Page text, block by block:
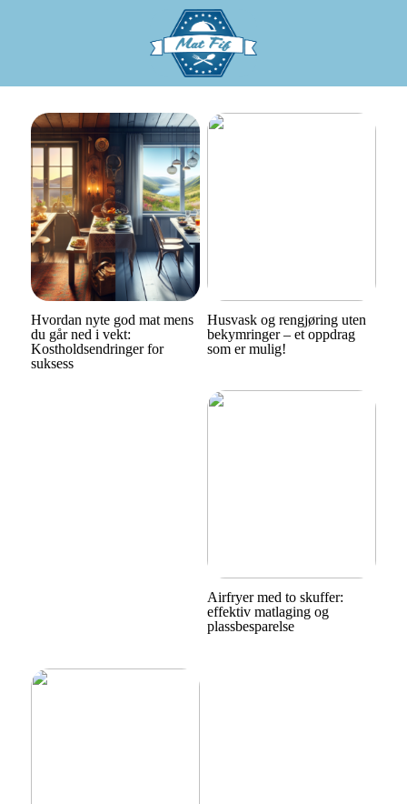
Hvordan nyte god mat mens
du går ned i vekt:
Kostholdsendringer for
suksess
Husvask og rengjøring uten
bekymringer – et oppdrag
som er mulig!
Airfryer med to skuffer:
effektiv matlaging og
plassbesparelse